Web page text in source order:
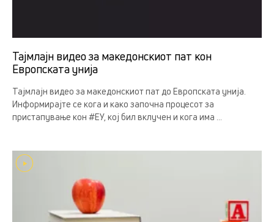
Тајмлајн видео за македонскиот пат кон
Европската унија
Тајмлајн видео за македонскиот пат до Европската унија.
Информирајте се кога и како започна процесот за
пристапување кон #ЕУ, кој бил вклучен и кога има ...